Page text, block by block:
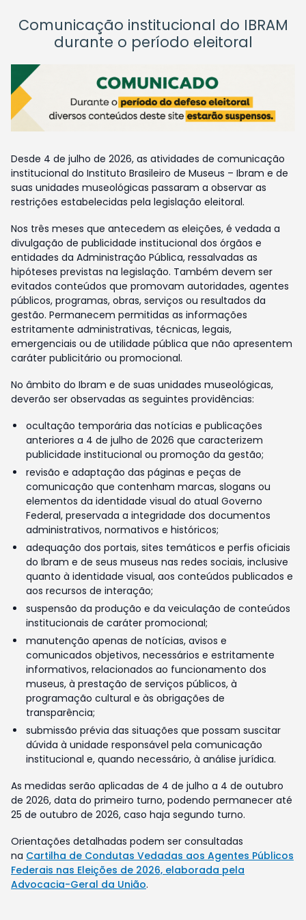
Comunicação institucional do IBRAM
durante o período eleitoral
Desde 4 de julho de 2026, as atividades de comunicação
institucional do Instituto Brasileiro de Museus – Ibram e de
suas unidades museológicas passaram a observar as
restrições estabelecidas pela legislação eleitoral.
Nos três meses que antecedem as eleições, é vedada a
divulgação de publicidade institucional dos órgãos e
entidades da Administração Pública, ressalvadas as
hipóteses previstas na legislação. Também devem ser
evitados conteúdos que promovam autoridades, agentes
públicos, programas, obras, serviços ou resultados da
gestão. Permanecem permitidas as informações
estritamente administrativas, técnicas, legais,
emergenciais ou de utilidade pública que não apresentem
caráter publicitário ou promocional.
No âmbito do Ibram e de suas unidades museológicas,
deverão ser observadas as seguintes providências:
ocultação temporária das notícias e publicações
anteriores a 4 de julho de 2026 que caracterizem
publicidade institucional ou promoção da gestão;
revisão e adaptação das páginas e peças de
comunicação que contenham marcas, slogans ou
elementos da identidade visual do atual Governo
Federal, preservada a integridade dos documentos
administrativos, normativos e históricos;
adequação dos portais, sites temáticos e perfis oficiais
do Ibram e de seus museus nas redes sociais, inclusive
quanto à identidade visual, aos conteúdos publicados e
aos recursos de interação;
suspensão da produção e da veiculação de conteúdos
institucionais de caráter promocional;
manutenção apenas de notícias, avisos e
comunicados objetivos, necessários e estritamente
informativos, relacionados ao funcionamento dos
museus, à prestação de serviços públicos, à
programação cultural e às obrigações de
transparência;
submissão prévia das situações que possam suscitar
dúvida à unidade responsável pela comunicação
institucional e, quando necessário, à análise jurídica.
As medidas serão aplicadas de 4 de julho a 4 de outubro
de 2026, data do primeiro turno, podendo permanecer até
25 de outubro de 2026, caso haja segundo turno.
Orientações detalhadas podem ser consultadas
na Cartilha de Condutas Vedadas aos Agentes Públicos
Federais nas Eleições de 2026, elaborada pela
Advocacia-Geral da União.